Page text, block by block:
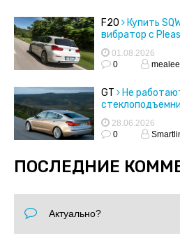
F20
Купить
вибратор с
01.08.2026
0
GT
Не
28.06.2026
0
ПОСЛЕДНИЕ
Актуально?